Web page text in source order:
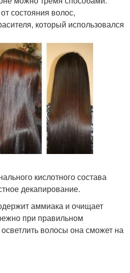
состояния волос,
который использовался
кислотного состава
декапирование.
аммиака и очищает
при правильном
волосы она сможет на